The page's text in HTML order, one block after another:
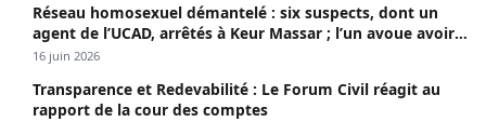
Réseau homosexuel démantelé : six suspects, dont un
agent de l’UCAD, arrêtés à Keur Massar ; l’un avoue avoir
propagé le VIH depuis 2018
16 juin 2026
Transparence et Redevabilité : Le Forum Civil réagit au
rapport de la cour des comptes